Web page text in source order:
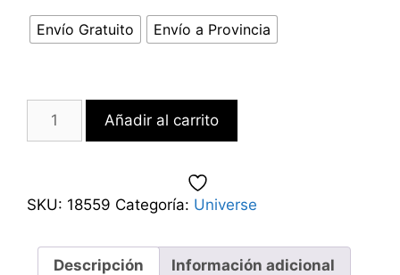
Envío Gratuito Envío a Provincia
Añadir al carrito
SKU: 18559 Categoría: Universe
Descripción Información adicional